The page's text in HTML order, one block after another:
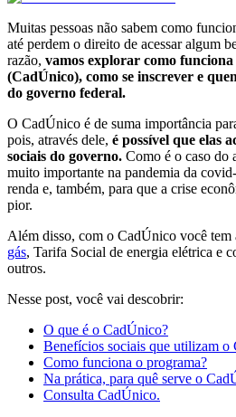
Muitas pessoas não sabem como
até perdem o direito de acessar algum
razão, vamos explorar como
(CadÚnico), como se inscrever e
do governo federal.
O CadÚnico é de suma importância
pois, através dele, é possível que elas
sociais do governo. Como é o caso do
muito importante na pandemia da
renda e, também, para que a crise
pior.
Além disso, com o CadÚnico você tem
gás, Tarifa Social de energia elétrica e
outros.
Nesse post, você vai descobrir:
O que é o CadÚnico?
Benefícios sociais que utilizam o
Como funciona o programa?
Na prática, para quê serve o
Consulta CadÚnico.